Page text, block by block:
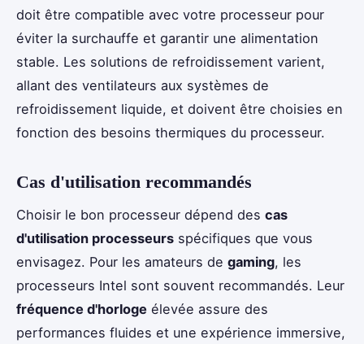
doit être compatible avec votre processeur pour
éviter la surchauffe et garantir une alimentation
stable. Les solutions de refroidissement varient,
allant des ventilateurs aux systèmes de
refroidissement liquide, et doivent être choisies en
fonction des besoins thermiques du processeur.
Cas d'utilisation recommandés
Choisir le bon processeur dépend des cas
d'utilisation processeurs spécifiques que vous
envisagez. Pour les amateurs de gaming, les
processeurs Intel sont souvent recommandés. Leur
fréquence d'horloge élevée assure des
performances fluides et une expérience immersive,